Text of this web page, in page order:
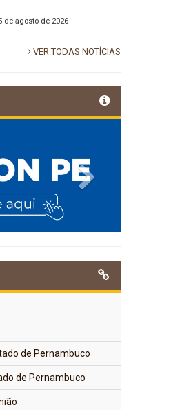
agosto de 2026
VER TODAS NOTÍCIAS
de Pernambuco
de Pernambuco